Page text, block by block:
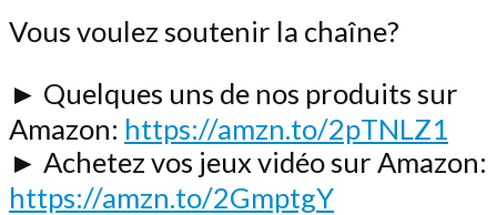
Vous voulez soutenir la chaîne?
► Quelques uns de nos produits sur
Amazon: https://amzn.to/2pTNLZ1
► Achetez vos jeux vidéo sur Amazon:
https://amzn.to/2GmptgY